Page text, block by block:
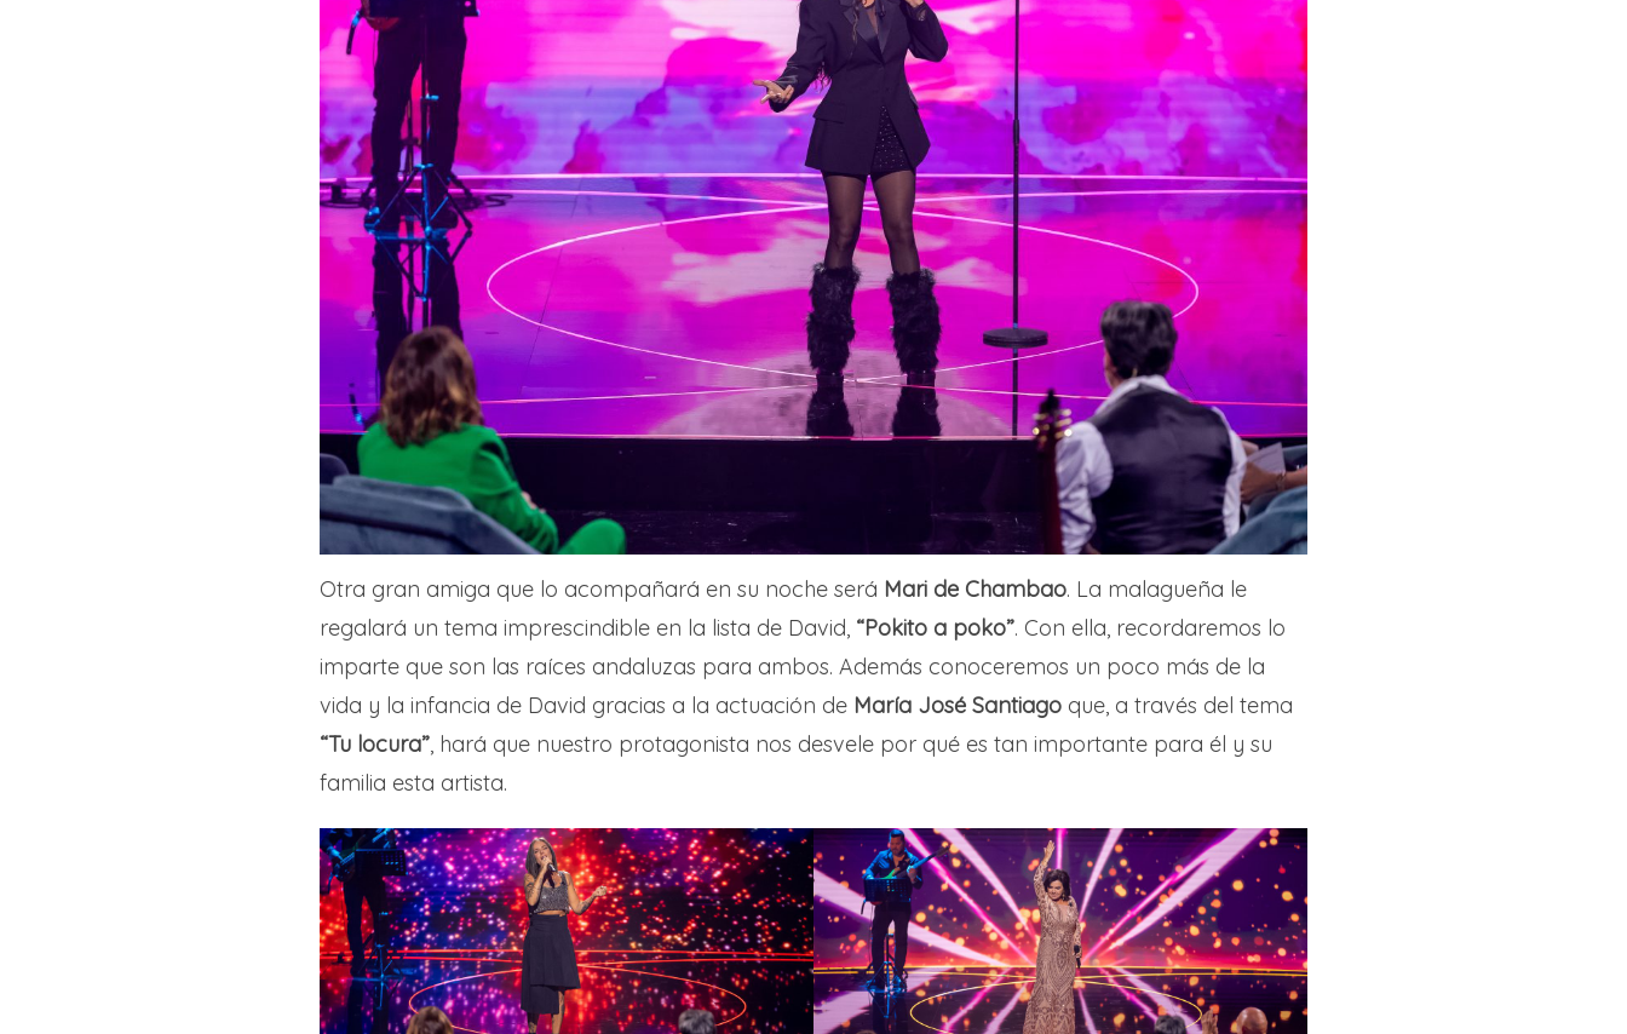
Otra gran amiga que lo acompañará en su noche será Mari de Chambao. La malagueña le
regalará un tema imprescindible en la lista de David, “Pokito a poko”. Con ella, recordaremos lo
imparte que son las raíces andaluzas para ambos. Además conoceremos un poco más de la
vida y la infancia de David gracias a la actuación de María José Santiagoque, a través del tema
“Tu locura”, hará que nuestro protagonista nos desvele por qué es tan importante para él y su
familia esta artista.